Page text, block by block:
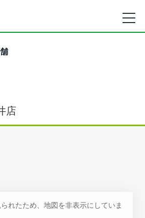
店
れたため、地図を非表示にしていま